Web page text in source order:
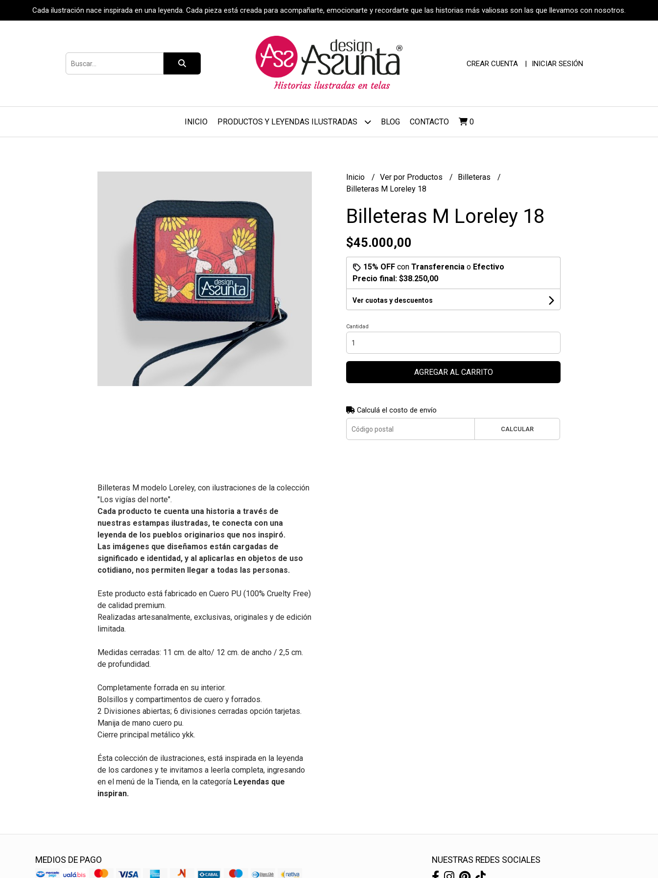
Cada ilustración nace inspirada en una leyenda. Cada pieza está creada para acompañarte, emocionarte y recordarte que las historias más valiosas son las que llevamos con nosotros.
CREAR CUENTA INICIAR SESIÓN
INICIO PRODUCTOS Y LEYENDAS ILUSTRADAS BLOG CONTACTO 0
Billeteras M modelo Loreley, con ilustraciones de la colección
"Los vigías del norte".
Cada producto te cuenta una historia a través de
nuestras estampas ilustradas, te conecta con una
leyenda de los pueblos originarios que nos inspiró.
Las imágenes que diseñamos están cargadas de
significado e identidad, y al aplicarlas en objetos de uso
cotidiano, nos permiten llegar a todas las personas.
Este producto está fabricado en Cuero PU (100% Cruelty Free)
de calidad premium.
Realizadas artesanalmente, exclusivas, originales y de edición
limitada.
Medidas cerradas: 11 cm. de alto/ 12 cm. de ancho / 2,5 cm.
de profundidad.
Completamente forrada en su interior.
Bolsillos y compartimentos de cuero y forrados.
2 Divisiones abiertas; 6 divisiones cerradas opción tarjetas.
Manija de mano cuero pu.
Cierre principal metálico ykk.
Ésta colección de ilustraciones, está inspirada en la leyenda
de los cardones y te invitamos a leerla completa, ingresando
en el menú de la Tienda, en la categoría Leyendas que
inspiran.
Inicio Ver por Productos
Billeteras
Billeteras M Loreley 18
Billeteras M Loreley 18
$45.000,00
15% OFF con Transferencia o Efectivo
Precio final: $38.250,00
Ver cuotas y descuentos
Cantidad
AGREGAR AL CARRITO
Calculá el costo de envío
CALCULAR
MEDIOS DE PAGO NUESTRAS REDES SOCIALES